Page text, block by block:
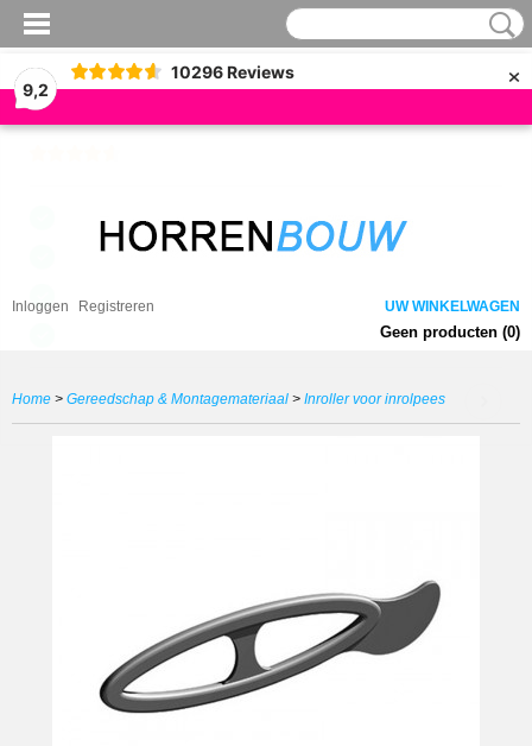
9,2
10296 Reviews ×
Inloggen Registreren UW WINKELWAGEN
Geen producten (0)
Home > Gereedschap & Montagemateriaal > Inroller voor inrolpees